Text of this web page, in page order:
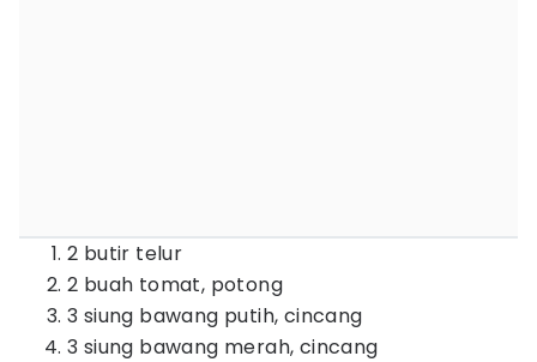
2 butir telur
2 buah tomat, potong
3 siung bawang putih, cincang
3 siung bawang merah, cincang